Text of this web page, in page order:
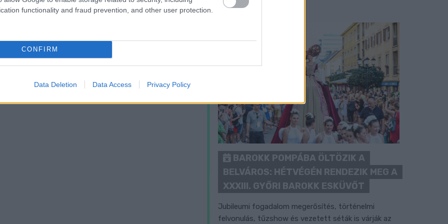
functionality and fraud prevention, and other user protection.
CONFIRM
Data Deletion Data Access Privacy Policy
BAROKK POMPÁBA ÖLTÖZIK A
BELVÁROS: HÉTVÉGÉN RENDEZIK MEG A
XXXIII. GYŐRI BAROKK ESKÜVŐT
Jubileumi fogadalom megerősítés, történelmi
felvonulás, tűzshow és vezetett séták is várják az